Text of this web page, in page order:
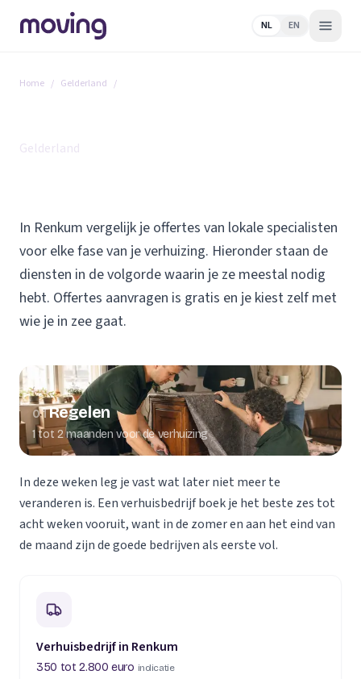
NL EN
Home / Gelderland /
Gelderland
In Renkum vergelijk je offertes van lokale specialisten
voor elke fase van je verhuizing. Hieronder staan de
diensten in de volgorde waarin je ze meestal nodig
hebt. Offertes aanvragen is gratis en je kiest zelf met
wie je in zee gaat.
01Regelen
1 tot 2 maanden voor de verhuizing
In deze weken leg je vast wat later niet meer te
veranderen is. Een verhuisbedrijf boek je het beste zes tot
acht weken vooruit, want in de zomer en aan het eind van
de maand zijn de goede bedrijven als eerste vol.
Verhuisbedrijf in Renkum
350 tot 2.800 euro indicatie